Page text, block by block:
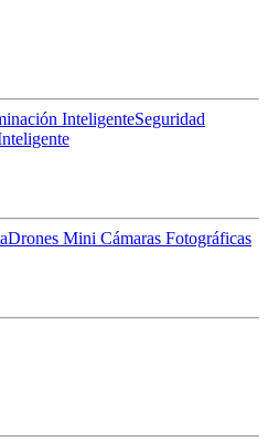
InteligenteSeguridad
Drones Mini Cámaras Fotográficas